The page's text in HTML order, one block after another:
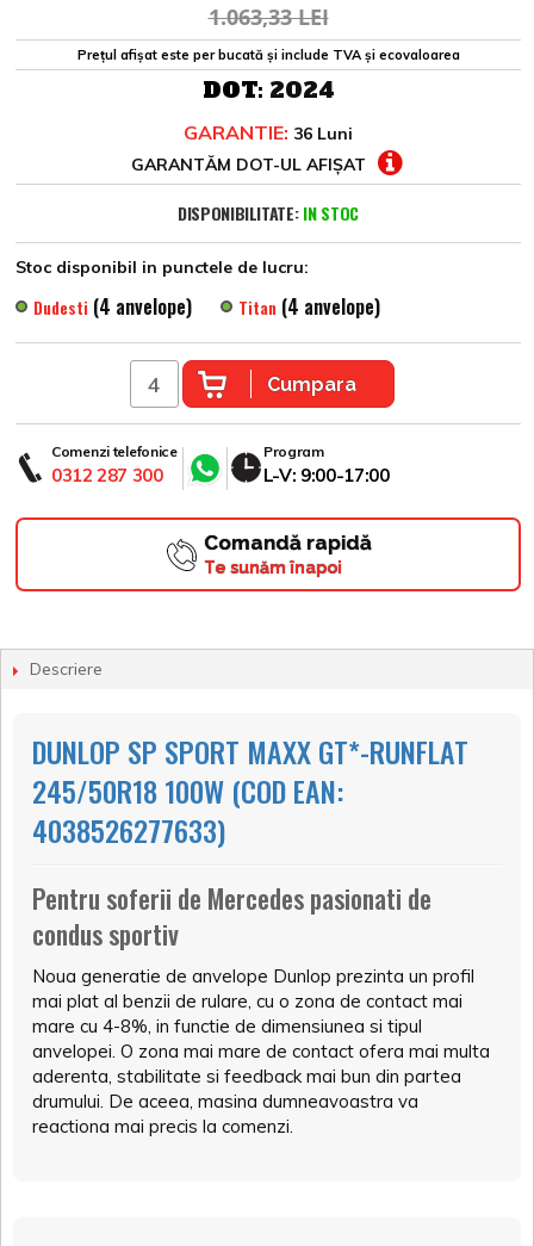
1.063,33 LEI
Prețul afișat este per bucată și include TVA și ecovaloarea
DOT: 2024
GARANTIE: 36 Luni
GARANTĂM DOT-UL AFIȘAT
DISPONIBILITATE: IN STOC
Stoc disponibil in punctele de lucru:
Dudesti (4 anvelope) Titan (4 anvelope)
Cumpara
Comenzi telefonice
0312 287 300
Program
L-V: 9:00-17:00
Comandă rapidă
Te sunăm înapoi
Descriere
DUNLOP SP SPORT MAXX GT*-RUNFLAT
245/50R18 100W (COD EAN:
4038526277633)
Pentru soferii de Mercedes pasionati de
condus sportiv
Noua generatie de anvelope Dunlop prezinta un profil
mai plat al benzii de rulare, cu o zona de contact mai
mare cu 4-8%, in functie de dimensiunea si tipul
anvelopei. O zona mai mare de contact ofera mai multa
aderenta, stabilitate si feedback mai bun din partea
drumului. De aceea, masina dumneavoastra va
reactiona mai precis la comenzi.